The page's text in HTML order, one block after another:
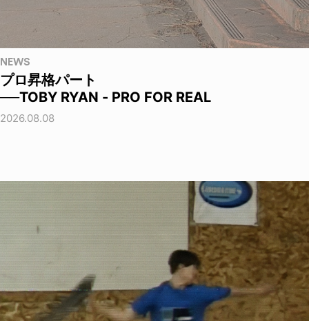
NEWS
プロ昇格パート
──TOBY RYAN - PRO FOR REAL
2026.08.08